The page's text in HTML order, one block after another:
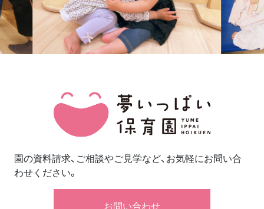
園の資料請求、ご相談やご見学など、お気軽にお問い合
わせください。
お問い合わせ